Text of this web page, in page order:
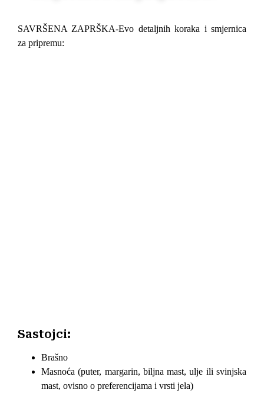
SAVRŠENA ZAPRŠKA-Evo detaljnih koraka i smjernica
za pripremu:
Sastojci:
Brašno
Masnoća (puter, margarin, biljna mast, ulje ili svinjska
mast, ovisno o preferencijama i vrsti jela)